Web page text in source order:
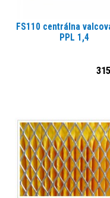
FS110 centrálna
PPL 1,4